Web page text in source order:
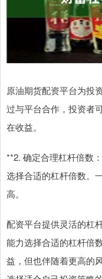
原油期货配资平台为投
过与平台合作，投资者
在收益。
**2. 确定合理杠杆倍数
选择合适的杠杆倍数。
高。
配资平台提供灵活的杠
能力选择合适的杠杆倍
益，但也伴随着更高的